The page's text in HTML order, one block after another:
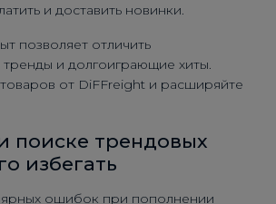
и доставить новинки.
позволяет отличить
и долгоиграющие хиты.
от DiFFreight и расширяйте
поиске трендовых
избегать
ошибок при пополнении